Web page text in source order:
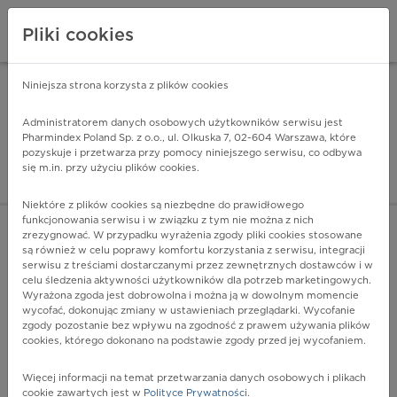
Pharmindex - lider
ZALOGUJ SIĘ
C67.7 - Moczownik
Więcej na lekiicd10.pl
Pliki cookies
Niniejsza strona korzysta z plików cookies
Administratorem danych osobowych użytkowników serwisu jest
Pharmindex Poland Sp. z o.o., ul. Olkuska 7, 02-604 Warszawa, które
pozyskuje i przetwarza przy pomocy niniejszego serwisu, co odbywa
się m.in. przy użyciu plików cookies.
Niektóre z plików cookies są niezbędne do prawidłowego
funkcjonowania serwisu i w związku z tym nie można z nich
zrezygnować. W przypadku wyrażenia zgody pliki cookies stosowane
są również w celu poprawy komfortu korzystania z serwisu, integracji
serwisu z treściami dostarczanymi przez zewnętrznych dostawców i w
celu śledzenia aktywności użytkowników dla potrzeb marketingowych.
Wyrażona zgoda jest dobrowolna i można ją w dowolnym momencie
wycofać, dokonując zmiany w ustawieniach przeglądarki. Wycofanie
zgody pozostanie bez wpływu na zgodność z prawem używania plików
cookies, którego dokonano na podstawie zgody przed jej wycofaniem.
Więcej informacji na temat przetwarzania danych osobowych i plikach
cookie zawartych jest w Polityce Prywatności.
ZA DARMO - w Google Play INSTALUJ